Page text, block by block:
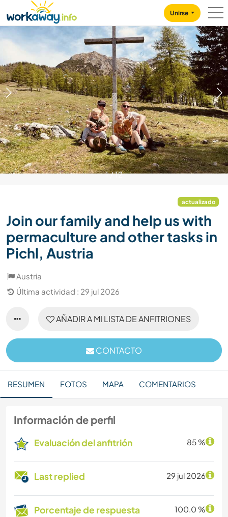
CONTENT
MAIN NAVIGATION
Unirse
1/12
actualizado
Join our family and help us with
permaculture and other tasks in
Pichl, Austria
Austria
Última actividad : 29 jul 2026
AÑADIR A MI LISTA DE ANFITRIONES
CONTACTO
RESUMEN FOTOS MAPA COMENTARIOS
Información de perfil
Evaluación del anfitrión 85 %
Last replied 29 jul 2026
Porcentaje de respuesta 100.0 %